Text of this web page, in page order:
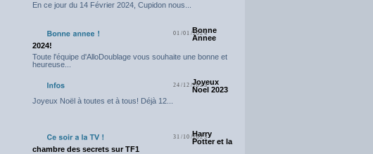
En ce jour du 14 Février 2024, Cupidon nous...
01/01/2024
Bonne
Annee
2024!
Toute l'équipe d'AlloDoublage vous souhaite une bonne et
heureuse...
24/12/2023
Joyeux
Noel 2023
Joyeux Noël à toutes et à tous! Déjà 12...
31/10/2023
Harry
Potter et la
chambre des secrets sur TF1